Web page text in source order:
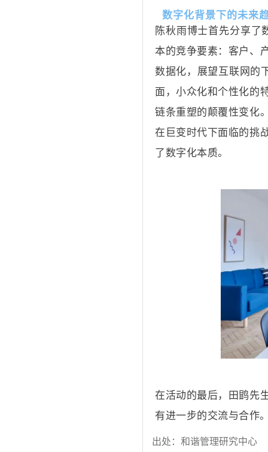
数字化背景下的未来
陈秋雨博士首先分享了
本的竞争要素：客户、
数据化，展望互联网的
面，小众化和个性化的
链条重塑的颠覆性变化
在巨变时代下面临的挑
了数字化本质。
在活动的最后，田鹍先
有进一步的交流与合作
出处：和谐管理研究中心